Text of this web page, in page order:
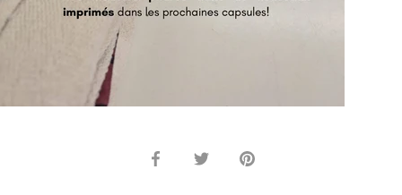
PartagerTweeterÉpingler